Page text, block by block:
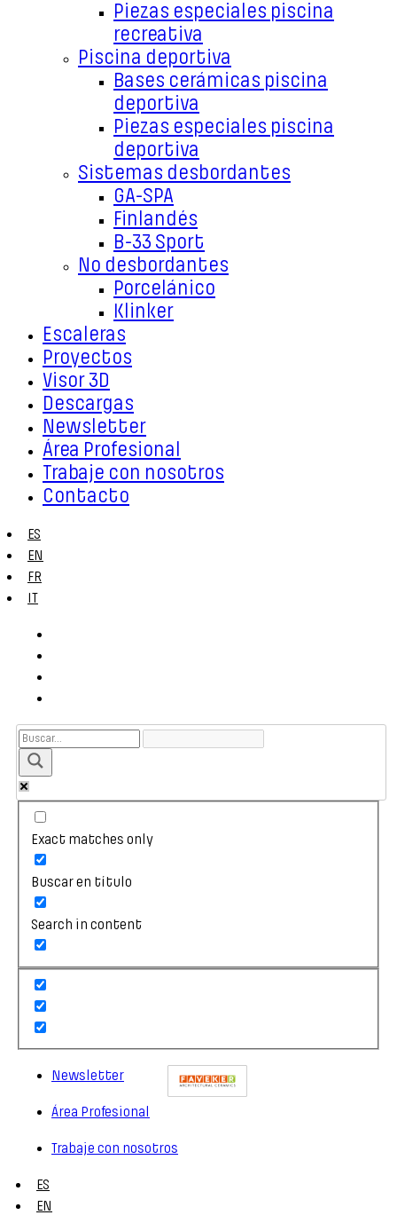
Piezas especiales piscina
recreativa
Piscina deportiva
Bases cerámicas piscina
deportiva
Piezas especiales piscina
deportiva
Sistemas desbordantes
GA-SPA
Finlandés
B-33 Sport
No desbordantes
Porcelánico
Klinker
Escaleras
Proyectos
Visor 3D
Descargas
Newsletter
Área Profesional
Trabaje con nosotros
Contacto
ES
EN
FR
IT
Exact matches only
Buscar en título
Search in content
Newsletter
Área Profesional
Trabaje con nosotros
ES
EN